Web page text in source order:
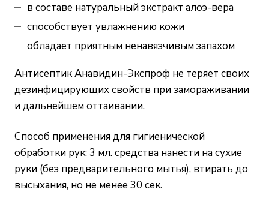
в составе натуральный экстракт алоэ-вера
способствует увлажнению кожи
обладает приятным ненавязчивым запахом
Антисептик Анавидин-Экспроф не теряет своих
дезинфицирующих свойств при замораживании
и дальнейшем оттаивании.
Способ применения для гигиенической
обработки рук: 3 мл. средства нанести на сухие
руки (без предварительного мытья), втирать до
высыхания, но не менее 30 сек.